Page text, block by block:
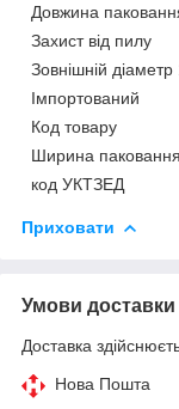
Довжина
Захист від пилу
Зовнішній
Імпортований
Код товару
Ширина паковання
код УКТЗЕД
Приховати
Умови доставки
Доставка
Нова Пошта